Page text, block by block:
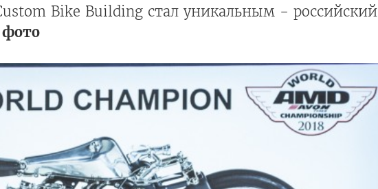
Bike Building стал уникальным -
фото